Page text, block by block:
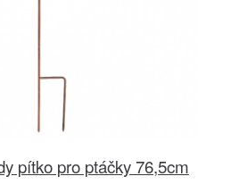
pítko pro ptáčky 76,5cm